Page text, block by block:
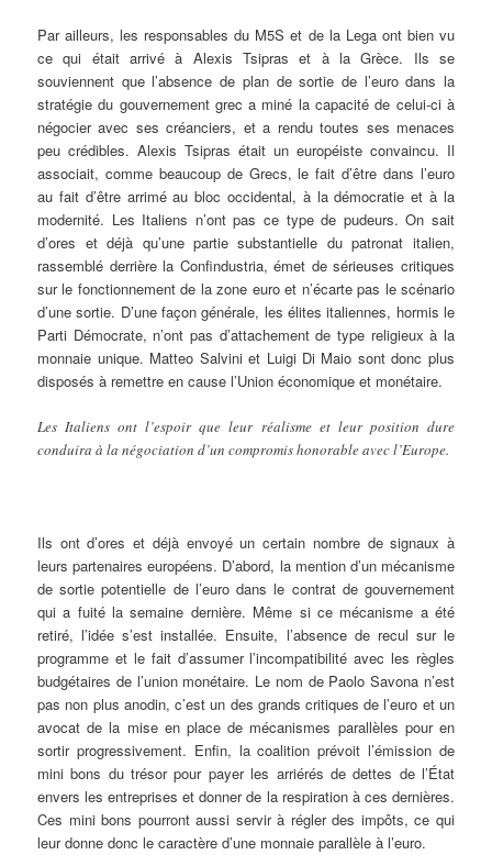
Par ailleurs, les responsables du M5S et de la Lega ont bien vu
ce qui était arrivé à Alexis Tsipras et à la Grèce. Ils se
souviennent que l’absence de plan de sortie de l’euro dans la
stratégie du gouvernement grec a miné la capacité de celui-ci à
négocier avec ses créanciers, et a rendu toutes ses menaces
peu crédibles. Alexis Tsipras était un européiste convaincu. Il
associait, comme beaucoup de Grecs, le fait d’être dans l’euro
au fait d’être arrimé au bloc occidental, à la démocratie et à la
modernité. Les Italiens n’ont pas ce type de pudeurs. On sait
d’ores et déjà qu’une partie substantielle du patronat italien,
rassemblé derrière la Confindustria, émet de sérieuses critiques
sur le fonctionnement de la zone euro et n’écarte pas le scénario
d’une sortie. D’une façon générale, les élites italiennes, hormis le
Parti Démocrate, n’ont pas d’attachement de type religieux à la
monnaie unique. Matteo Salvini et Luigi Di Maio sont donc plus
disposés à remettre en cause l’Union économique et monétaire.
Les Italiens ont l’espoir que leur réalisme et leur position dure
conduira à la négociation d’un compromis honorable avec l’Europe.
Ils ont d’ores et déjà envoyé un certain nombre de signaux à
leurs partenaires européens. D’abord, la mention d’un mécanisme
de sortie potentielle de l’euro dans le contrat de gouvernement
qui a fuité la semaine dernière. Même si ce mécanisme a été
retiré, l’idée s’est installée. Ensuite, l’absence de recul sur le
programme et le fait d’assumer l’incompatibilité avec les règles
budgétaires de l’union monétaire. Le nom de Paolo Savona n’est
pas non plus anodin, c’est un des grands critiques de l’euro et un
avocat de la mise en place de mécanismes parallèles pour en
sortir progressivement. Enfin, la coalition prévoit l’émission de
mini bons du trésor pour payer les arriérés de dettes de l’État
envers les entreprises et donner de la respiration à ces dernières.
Ces mini bons pourront aussi servir à régler des impôts, ce qui
leur donne donc le caractère d’une monnaie parallèle à l’euro.